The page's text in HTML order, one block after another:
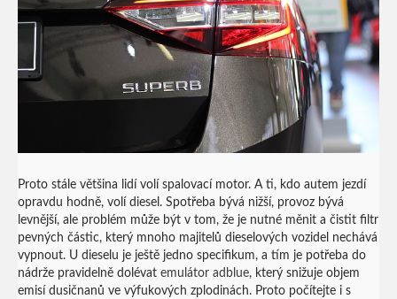
Proto stále většina lidí volí spalovací motor. A ti, kdo autem jezdí
opravdu hodně, volí diesel. Spotřeba bývá nižší, provoz bývá
levnější, ale problém může být v tom, že je nutné měnit a čistit filtr
pevných částic, který mnoho majitelů dieselových vozidel nechává
vypnout. U dieselu je ještě jedno specifikum, a tím je potřeba do
nádrže pravidelně dolévat emulátor adblue, který snižuje objem
emisí dusičnanů ve výfukových zplodinách. Proto počítejte i s